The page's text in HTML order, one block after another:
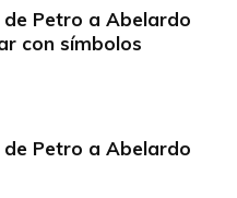
de Petro a Abelardo
con símbolos
de Petro a Abelardo